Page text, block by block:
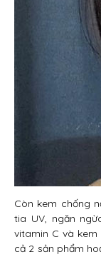
Còn kem chống
tia UV, ngăn
vitamin C và
cả 2 sản phẩm